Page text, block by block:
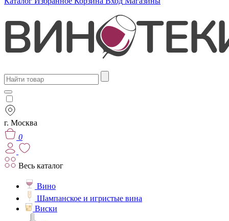
г. Москва
0
Весь каталог
Вино
Шампанское и игристые вина
Виски